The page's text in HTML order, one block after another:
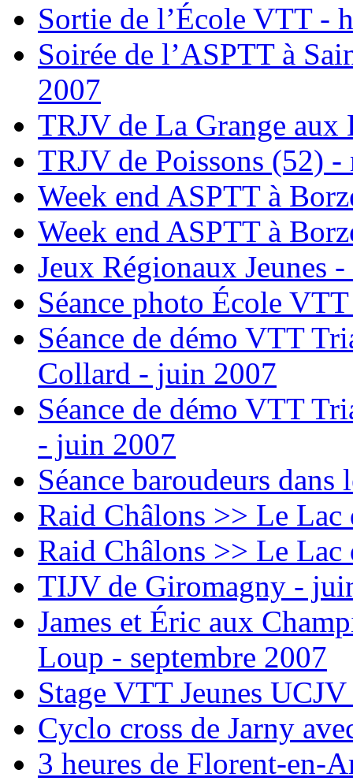
Sortie de l’École VTT -
Soirée de l’ASPTT à
2007
TRJV de La Grange
TRJV de Poissons (52) -
Week end ASPTT à
Week end ASPTT à
Jeux Régionaux Jeunes
Séance photo École
Séance de démo VTT
Collard - juin 2007
Séance de démo VTT
- juin 2007
Séance baroudeurs
Raid Châlons >> Le
Raid Châlons >> Le
TIJV de Giromagny -
James et Éric aux
Loup - septembre 2007
Stage VTT Jeunes
Cyclo cross de Jarny
3 heures de Florent-en-